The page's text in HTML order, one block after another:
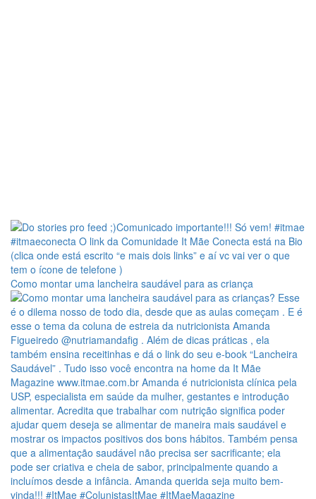
Como montar uma lancheira saudável para as criança